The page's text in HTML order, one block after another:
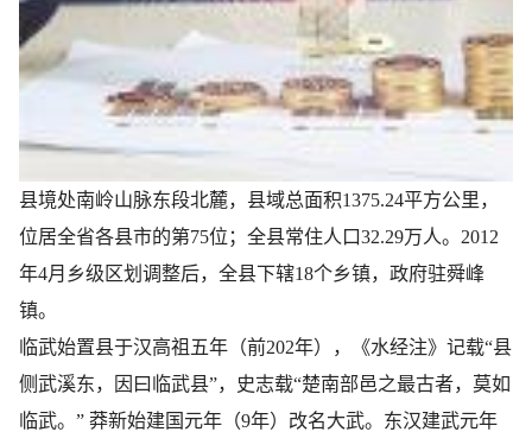
县境处南岭山脉东段北麓，县域总面积1375.24平方公里，
位居全省各县市的第75位；全县常住人口32.29万人。2012
年4月乡级区划调整后，全县下辖18个乡镇，政府驻舜峰
镇。
临武始置县于汉高祖五年（前202年），《水经注》记载“县
侧武溪东，因曰临武县”，史志载“楚南部邑之最古者，莫如
临武。” 莽新始建国元年（9年）改名大武。东汉建武元年